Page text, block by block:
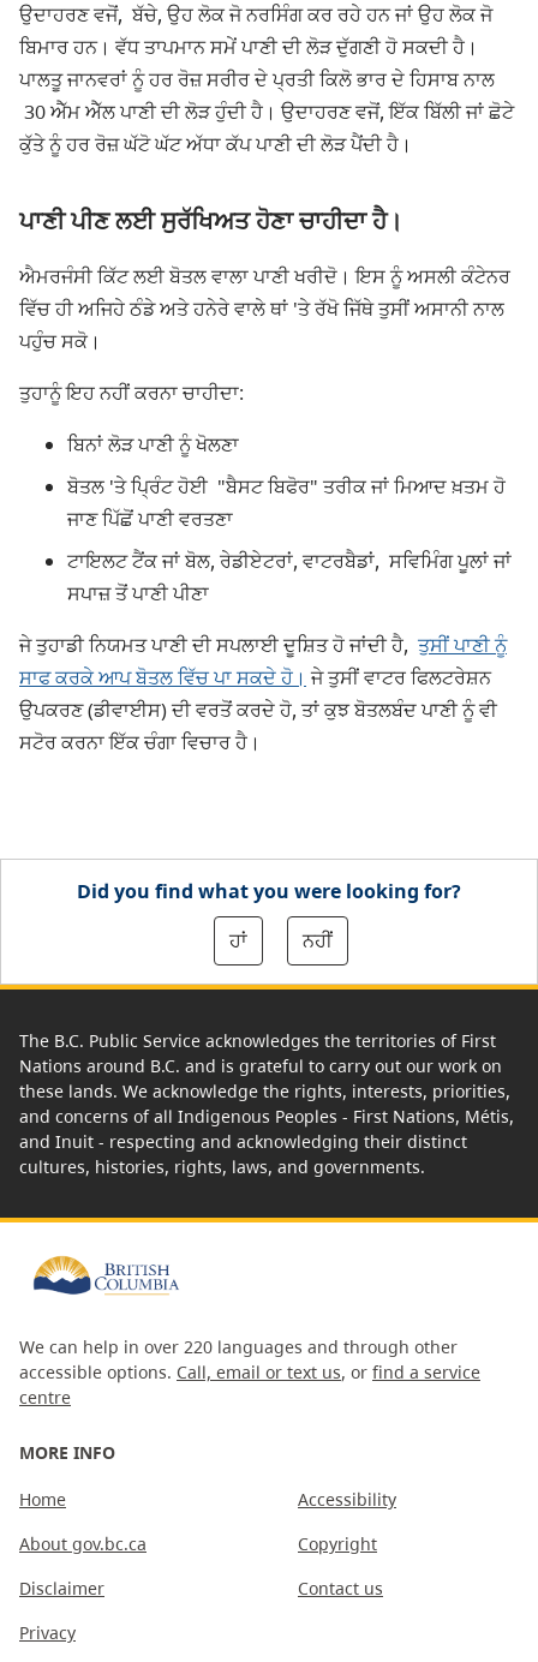
ਉਦਾਹਰਣ ਵਜੋਂ, ਬੱਚੇ, ਉਹ ਲੋਕ ਜੋ ਨਰਸਿੰਗ ਕਰ ਰਹੇ ਹਨ ਜਾਂ ਉਹ ਲੋਕ ਜੋ
ਬਿਮਾਰ ਹਨ। ਵੱਧ ਤਾਪਮਾਨ ਸਮੇਂ ਪਾਣੀ ਦੀ ਲੋੜ ਦੁੱਗਣੀ ਹੋ ਸਕਦੀ ਹੈ।
ਪਾਲਤੂ ਜਾਨਵਰਾਂ ਨੂੰ ਹਰ ਰੋਜ਼ ਸਰੀਰ ਦੇ ਪ੍ਰਤੀ ਕਿਲੋ ਭਾਰ ਦੇ ਹਿਸਾਬ ਨਾਲ
30 ਐੱਮ ਐੱਲ ਪਾਣੀ ਦੀ ਲੋੜ ਹੁੰਦੀ ਹੈ। ਉਦਾਹਰਣ ਵਜੋਂ, ਇੱਕ ਬਿੱਲੀ ਜਾਂ ਛੋਟੇ
ਕੁੱਤੇ ਨੂੰ ਹਰ ਰੋਜ਼ ਘੱਟੋ ਘੱਟ ਅੱਧਾ ਕੱਪ ਪਾਣੀ ਦੀ ਲੋੜ ਪੈਂਦੀ ਹੈ।
ਪਾਣੀ ਪੀਣ ਲਈ ਸੁਰੱਖਿਅਤ ਹੋਣਾ ਚਾਹੀਦਾ ਹੈ।
ਐਮਰਜੰਸੀ ਕਿੱਟ ਲਈ ਬੋਤਲ ਵਾਲਾ ਪਾਣੀ ਖਰੀਦੋ। ਇਸ ਨੂੰ ਅਸਲੀ ਕੰਟੇਨਰ
ਵਿੱਚ ਹੀ ਅਜਿਹੇ ਠੰਡੇ ਅਤੇ ਹਨੇਰੇ ਵਾਲੇ ਥਾਂ 'ਤੇ ਰੱਖੋ ਜਿੱਥੇ ਤੁਸੀਂ ਅਸਾਨੀ ਨਾਲ
ਪਹੁੰਚ ਸਕੋ।
ਤੁਹਾਨੂੰ ਇਹ ਨਹੀਂ ਕਰਨਾ ਚਾਹੀਦਾ:
ਬਿਨਾਂ ਲੋੜ ਪਾਣੀ ਨੂੰ ਖੋਲਣਾ
ਬੋਤਲ 'ਤੇ ਪ੍ਰਿੰਟ ਹੋਈ "ਬੈਸਟ ਬਿਫੋਰ" ਤਰੀਕ ਜਾਂ ਮਿਆਦ ਖ਼ਤਮ ਹੋ
ਜਾਣ ਪਿੱਛੋਂ ਪਾਣੀ ਵਰਤਣਾ
ਟਾਇਲਟ ਟੈਂਕ ਜਾਂ ਬੋਲ, ਰੇਡੀਏਟਰਾਂ, ਵਾਟਰਬੈਡਾਂ, ਸਵਿਮਿੰਗ ਪੂਲਾਂ ਜਾਂ
ਸਪਾਜ਼ ਤੋਂ ਪਾਣੀ ਪੀਣਾ
ਜੇ ਤੁਹਾਡੀ ਨਿਯਮਤ ਪਾਣੀ ਦੀ ਸਪਲਾਈ ਦੂਸ਼ਿਤ ਹੋ ਜਾਂਦੀ ਹੈ, ਤੁਸੀਂ ਪਾਣੀ ਨੂੰ
ਸਾਫ ਕਰਕੇ ਆਪ ਬੋਤਲ ਵਿੱਚ ਪਾ ਸਕਦੇ ਹੋ। ਜੇ ਤੁਸੀਂ ਵਾਟਰ ਫਿਲਟਰੇਸ਼ਨ
ਉਪਕਰਣ (ਡੀਵਾਈਸ) ਦੀ ਵਰਤੋਂ ਕਰਦੇ ਹੋ, ਤਾਂ ਕੁਝ ਬੋਤਲਬੰਦ ਪਾਣੀ ਨੂੰ ਵੀ
ਸਟੋਰ ਕਰਨਾ ਇੱਕ ਚੰਗਾ ਵਿਚਾਰ ਹੈ।
Did you find what you were looking for?
ਹਾਂ
ਨਹੀਂ
The B.C. Public Service acknowledges the territories of First
Nations around B.C. and is grateful to carry out our work on
these lands. We acknowledge the rights, interests, priorities,
and concerns of all Indigenous Peoples - First Nations, Métis,
and Inuit - respecting and acknowledging their distinct
cultures, histories, rights, laws, and governments.
We can help in over 220 languages and through other
accessible options. Call, email or text us, or find a service
centre
MORE INFO
Home
About gov.bc.ca
Disclaimer
Privacy
Accessibility
Copyright
Contact us